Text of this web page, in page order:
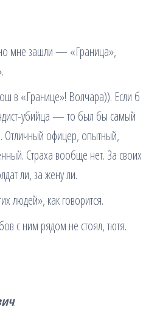
мне зашли — «Граница»,
в «Границе»! Волчара)). Если б
убийца — то был бы самый
Отличный офицер, опытный,
Страха вообще нет. За своих
ли, за жену ли.
людей», как говорится.
с ним рядом не стоял, тютя.
: